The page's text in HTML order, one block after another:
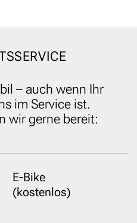
– auch wenn Ihr
im Service ist.
wir gerne bereit:
E-Bike
(kosten­los)